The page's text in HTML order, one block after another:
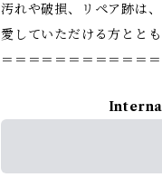
汚れや破損、リペア跡は
愛していただける方とと
＝＝＝＝＝＝＝＝＝＝＝＝